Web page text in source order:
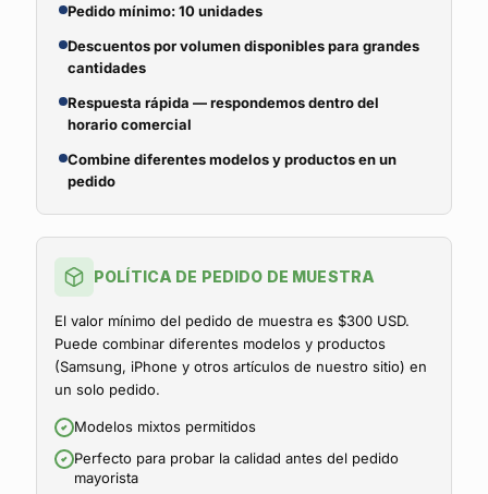
Pedido mínimo: 10 unidades
Descuentos por volumen disponibles para grandes
cantidades
Respuesta rápida — respondemos dentro del
horario comercial
Combine diferentes modelos y productos en un
pedido
POLÍTICA DE PEDIDO DE MUESTRA
El valor mínimo del pedido de muestra es $300 USD.
Puede combinar diferentes modelos y productos
(Samsung, iPhone y otros artículos de nuestro sitio) en
un solo pedido.
Modelos mixtos permitidos
Perfecto para probar la calidad antes del pedido
mayorista